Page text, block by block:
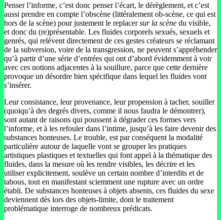
Penser l’informe, c’est donc penser l’écart, le dérèglement, et c’est
aussi prendre en compte l’obscène (littéralement ob-scène, ce qui est
hors de la scène) pour justement le replacersur la scène du visible,
et donc du (re)présentable. Les fluides corporels sexués, sexuels et
genrés, qui relèvent directement de ces gestes créateurs se réclamant
de la subversion, voire de la transgression, ne peuvent s’appréhender
qu’à partir d’une série d’entrées qui ont d’abord évidemment à voir
avec ces notions adjacentes à la souillure, parce que cette dernière
provoque un désordre bien spécifique dans lequel les fluides vont
s’insérer.
Leur consistance, leur provenance, leur propension à tacher, souiller
(quoiqu’à des degrés divers, comme il nous faudra le démontrer),
sont autant de raisons qui poussent à dégrader ces formes vers
l’informe, et à les refouler dans l’intime, jusqu’à les faire devenir des
substances honteuses. Le trouble, est par conséquent la modalité
particulière autour de laquelle vont se grouper les pratiques
artistiques plastiques et textuelles qui font appel à la thématique des
fluides, dans la mesure où les rendre visibles, les décrire et les
utiliser explicitement, soulève un certain nombre d’interdits et de
tabous, tout en manifestant sciemment une rupture avec un ordre
établi. De substances honteuses à objets absents, ces fluides du sexe
deviennent dès lors des objets-limite, dont le traitement
problématique interroge de nombreux prédicats.